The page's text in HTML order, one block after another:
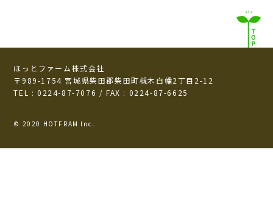
ほっとファーム株式会社
〒989-1754 宮城県柴田郡柴田町槻木白幡2丁目2-12
TEL : 0224-87-7076 / FAX : 0224-87-6625
© 2020 HOTFRAM Inc.